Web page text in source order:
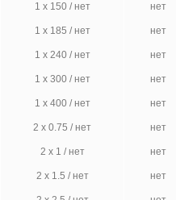
1 х 150 / нет нет
1 х 185 / нет нет
1 х 240 / нет нет
1 х 300 / нет нет
1 х 400 / нет нет
2 х 0.75 / нет нет
2 х 1 / нет нет
2 х 1.5 / нет нет